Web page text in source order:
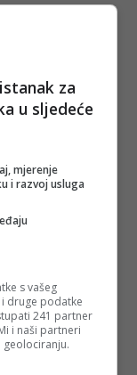
za
u sljedeće
mjerenje
i razvoj usluga
s vašeg
druge podatke
241 partner
i naši partneri